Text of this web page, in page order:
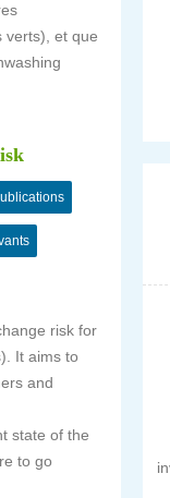
verts), et que
risk for
It aims to
and
state of the
to go